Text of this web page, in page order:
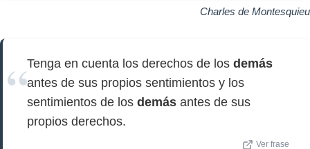
Charles de Montesquieu
Tenga en cuenta los derechos de los demás
antes de sus propios sentimientos y los
sentimientos de los demás antes de sus
propios derechos.
Ver frase